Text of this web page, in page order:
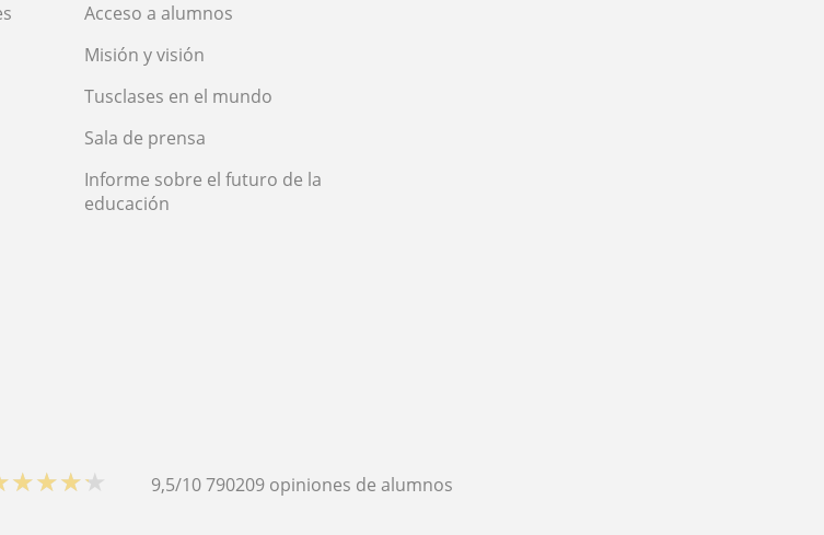
Acceso a alumnos
Misión y visión
Tusclases en el mundo
Sala de prensa
Informe sobre el futuro de la
educación
9,5/10790209 opiniones de alumnos